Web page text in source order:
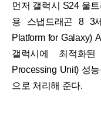
먼저 갤럭시 S24 울
용 스냅드래곤 8 3
Platform for Galaxy)
갤럭시에 최적화
Processing Unit) 성
으로 처리해 준다.